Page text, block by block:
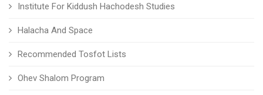
Institute For Kiddush Hachodesh Studies
Halacha And Space
Recommended Tosfot Lists
Ohev Shalom Program